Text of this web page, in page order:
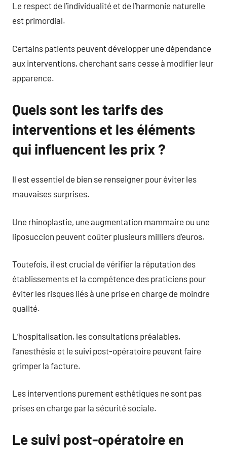
Le respect de l’individualité et de l’harmonie naturelle
est primordial.
Certains patients peuvent développer une dépendance
aux interventions, cherchant sans cesse à modifier leur
apparence.
Quels sont les tarifs des
interventions et les éléments
qui influencent les prix ?
Il est essentiel de bien se renseigner pour éviter les
mauvaises surprises.
Une rhinoplastie, une augmentation mammaire ou une
liposuccion peuvent coûter plusieurs milliers d’euros.
Toutefois, il est crucial de vérifier la réputation des
établissements et la compétence des praticiens pour
éviter les risques liés à une prise en charge de moindre
qualité.
L’hospitalisation, les consultations préalables,
l’anesthésie et le suivi post-opératoire peuvent faire
grimper la facture.
Les interventions purement esthétiques ne sont pas
prises en charge par la sécurité sociale.
Le suivi post-opératoire en